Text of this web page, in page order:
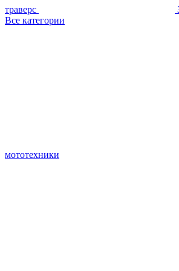
траверс
Все категории
мототехники